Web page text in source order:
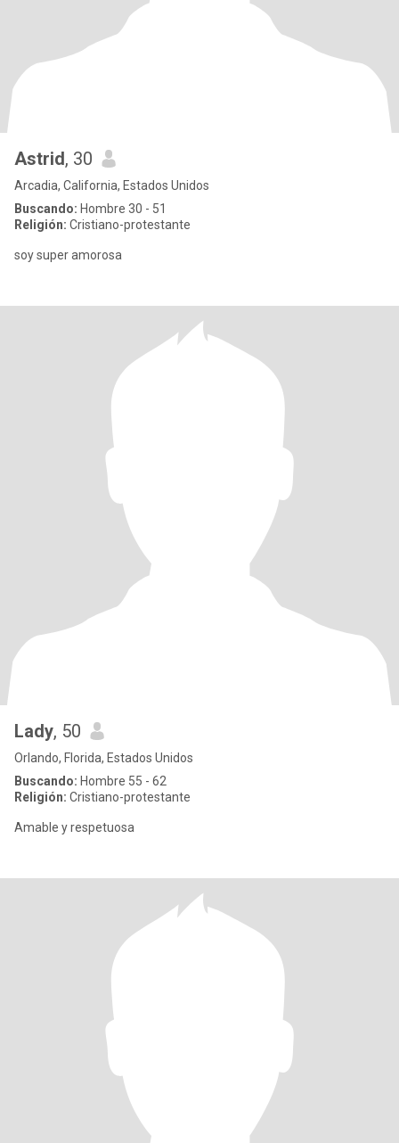
Astrid, 30
Arcadia, California, Estados Unidos
Buscando: Hombre 30 - 51
Religión: Cristiano-protestante
soy super amorosa
Lady, 50
Orlando, Florida, Estados Unidos
Buscando: Hombre 55 - 62
Religión: Cristiano-protestante
Amable y respetuosa